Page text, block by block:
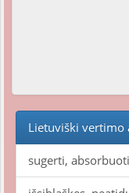
Lietuviški vertimo
sugerti, absorbuoti